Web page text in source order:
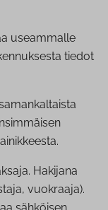
useammalle
tiedot
Hakijana
vuokraaja).
sähköisen